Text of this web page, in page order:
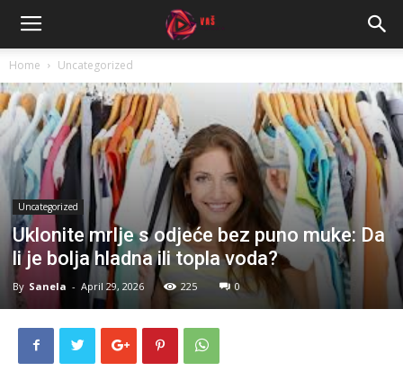
Home Uncategorized
Uncategorized
Uklonite mrlje s odjeće bez puno muke: Da
li je bolja hladna ili topla voda?
By Sanela - April 29, 2026 225 0